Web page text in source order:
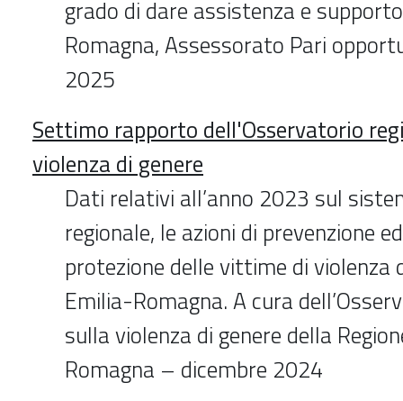
grado di dare assistenza e
Romagna, Assessorato Pari
2025
Settimo rapporto dell'Osservatorio
violenza di genere
Dati relativi all’anno 2023 sul
regionale, le azioni di prevenzione
protezione delle vittime di violenza
Emilia-Romagna. A cura
sulla violenza di genere della
Romagna – dicembre 2024